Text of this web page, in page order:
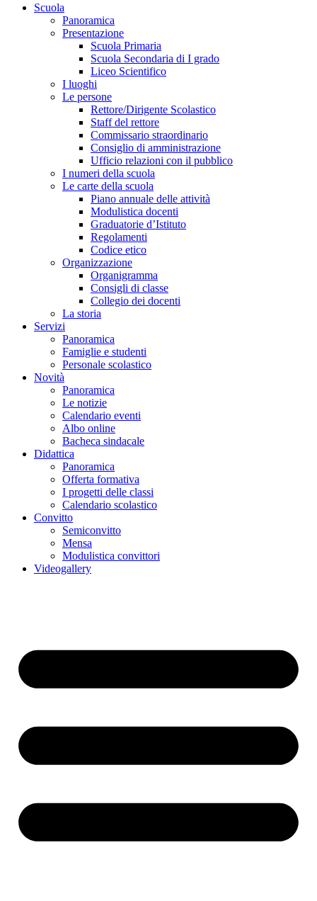
Scuola
Panoramica
Presentazione
Scuola Primaria
Scuola Secondaria di I grado
Liceo Scientifico
I luoghi
Le persone
Rettore/Dirigente Scolastico
Staff del rettore
Commissario straordinario
Consiglio di amministrazione
Ufficio relazioni con il pubblico
I numeri della scuola
Le carte della scuola
Piano annuale delle attività
Modulistica docenti
Graduatorie d’Istituto
Regolamenti
Codice etico
Organizzazione
Organigramma
Consigli di classe
Collegio dei docenti
La storia
Servizi
Panoramica
Famiglie e studenti
Personale scolastico
Novità
Panoramica
Le notizie
Calendario eventi
Albo online
Bacheca sindacale
Didattica
Panoramica
Offerta formativa
I progetti delle classi
Calendario scolastico
Convitto
Semiconvitto
Mensa
Modulistica convittori
Videogallery